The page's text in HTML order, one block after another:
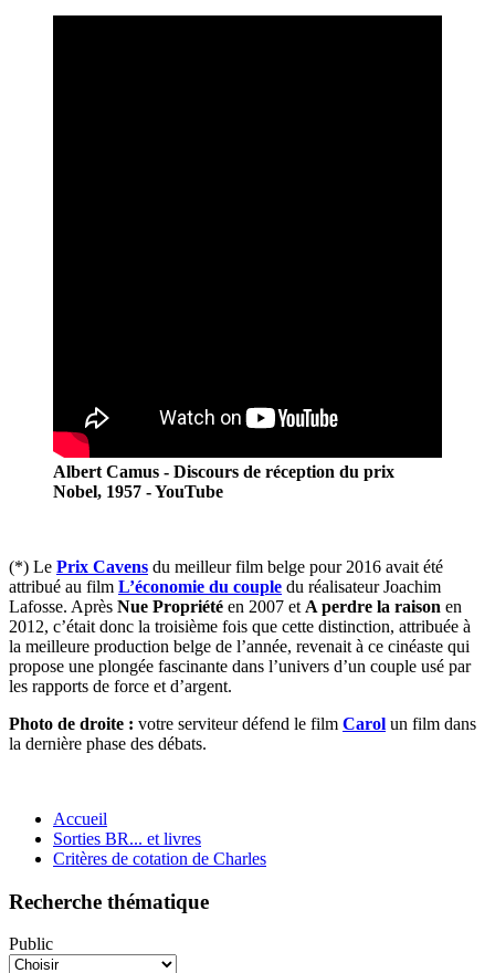
Albert Camus - Discours de réception du prix
Nobel, 1957 - YouTube
(*) Le Prix Cavens du meilleur film belge pour 2016 avait été
attribué au film L’économie du couple du réalisateur Joachim
Lafosse. Après Nue Propriété en 2007 et A perdre la raison en
2012, c’était donc la troisième fois que cette distinction, attribuée à
la meilleure production belge de l’année, revenait à ce cinéaste qui
propose une plongée fascinante dans l’univers d’un couple usé par
les rapports de force et d’argent.
Photo de droite : votre serviteur défend le film Carol un film dans
la dernière phase des débats.
Accueil
Sorties BR... et livres
Critères de cotation de Charles
Recherche thématique
Public